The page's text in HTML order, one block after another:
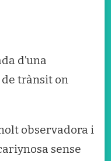
d’una
trànsit on
observadora i
sense